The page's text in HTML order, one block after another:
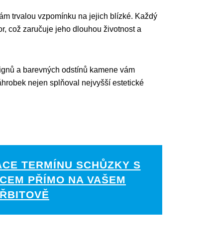
trvalou vzpomínku na jejich blízké. Každý
což zaručuje jeho dlouhou životnost a
a barevných odstínů kamene vám
nejen splňoval nejvyšší estetické
TERMÍNU SCHŮZKY S
PŘÍMO NA VAŠEM